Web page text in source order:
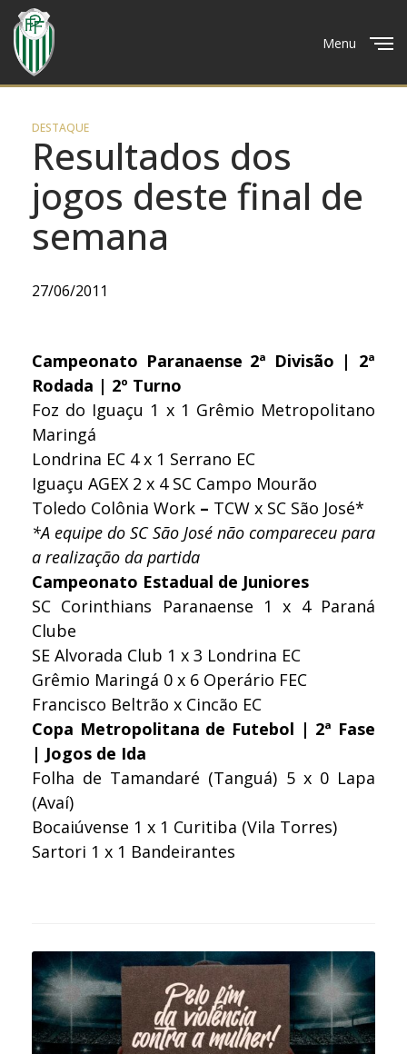
Menu
DESTAQUE
Resultados dos
jogos deste final de
semana
27/06/2011
Campeonato Paranaense 2ª Divisão | 2ª
Rodada | 2º Turno
Foz do Iguaçu 1 x 1 Grêmio Metropolitano
Maringá
Londrina EC 4 x 1 Serrano EC
Iguaçu AGEX 2 x 4 SC Campo Mourão
Toledo Colônia Work – TCW x SC São José*
*A equipe do SC São José não compareceu para
a realização da partida
Campeonato Estadual de Juniores
SC Corinthians Paranaense 1 x 4 Paraná
Clube
SE Alvorada Club 1 x 3 Londrina EC
Grêmio Maringá 0 x 6 Operário FEC
Francisco Beltrão x Cincão EC
Copa Metropolitana de Futebol | 2ª Fase
| Jogos de Ida
Folha de Tamandaré (Tanguá) 5 x 0 Lapa
(Avaí)
Bocaiúvense 1 x 1 Curitiba (Vila Torres)
Sartori 1 x 1 Bandeirantes